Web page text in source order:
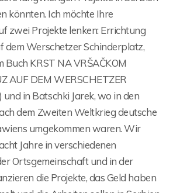
könnten. Ich möchte Ihre
zwei Projekte lenken: Errichtung
dem Werschetzer Schinderplatz,
Buch KRST NA VRŠAČKOM
AUF DEM WERSCHETZER
und in Batschki Jarek, wo in den
dem Zweiten Weltkrieg deutsche
umgekommen waren. Wir
Jahre in verschiedenen
Ortsgemeinschaft und in der
die Projekte, das Geld haben